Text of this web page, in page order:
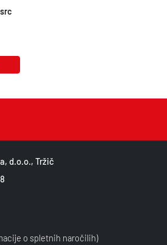
d.o.o., Tržič
o spletnih naročilih)